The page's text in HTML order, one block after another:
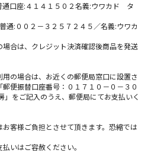
通口座:４１４１５０２名義:ウワカド タ
:００２－３２５７２４５／名義:ウワカ
合は、クレジット決済確認後商品を発送
の場合は、お近くの郵便局窓口に設置さ
便振替口座番号：０１７１０－０－３０
をご記入のうえ、郵便局にてお支払いく
客様ご負担とさせて頂きます。恐縮では
いはご容赦ください。